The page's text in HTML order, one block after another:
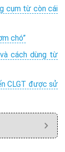
cụm từ còn cái
chó”
cách dùng từ
CLGT được sử